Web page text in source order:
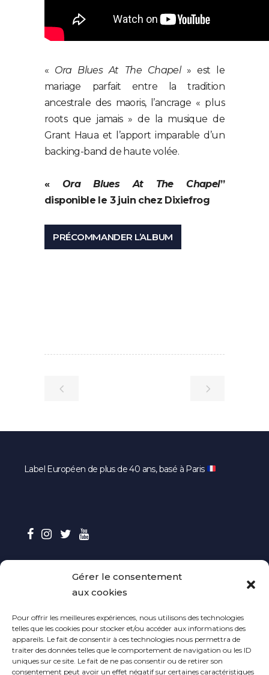
Gérer le consentement
aux cookies
Pour offrir les meilleures expériences, nous utilisons des technologies
telles que les cookies pour stocker et/ou accéder aux informations des
appareils. Le fait de consentir à ces technologies nous permettra de
traiter des données telles que le comportement de navigation ou les ID
uniques sur ce site. Le fait de ne pas consentir ou de retirer son
consentement peut avoir un effet négatif sur certaines caractéristiques
« Ora Blues At The Chapel» est le
mariage parfait entre la tradition
ancestrale des maoris, l’ancrage « plus
roots que jamais » de la musique de
Grant Haua et l’apport imparable d’un
backing-band de haute volée.
« Ora Blues At The Chapel”
disponible le 3 juin chez Dixiefrog
PRÉCOMMANDER L’ALBUM
Label Européen de plus de 40 ans, basé à Paris
CONTACT
Envoyer vos maquettes
Contact Presse